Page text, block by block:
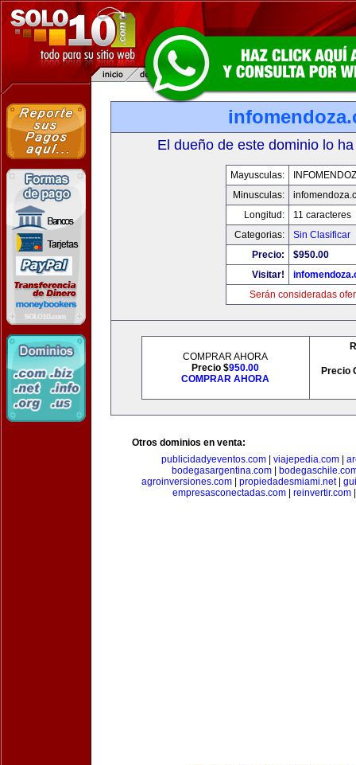
El dueño de este dominio lo
Mayusculas:
Minusculas:
Longitud:
11 caracteres
Categorias:
Sin Clasificar
Precio:
$950.00
Visitar!
Serán consideradas
COMPRAR AHORA
Precio $950.00
COMPRAR AHORA
Precio
Otros dominios en venta:
publicidadyeventos.com| viajepedia.com|
bodegasargentina.com|
agroinversiones.com
propiedadesmiami.net|
empresasconectadas.com| reinvertir.com